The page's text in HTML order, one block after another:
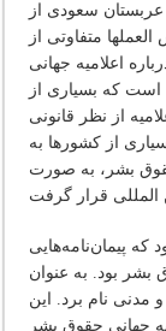
سعودی از
متفاوتی از
اعلامیه جهانی
که بسیاری از
از نظر قانونی
از کشورها به
بشر، به صورت
داد این بود که پیمان‌نامه‌هایی
بشر بود. به عنوان
مدنی نام برد. این
جهانی حقوق بشر